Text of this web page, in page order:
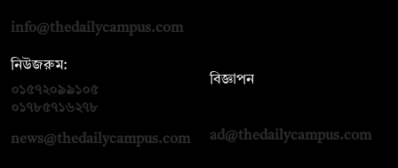
info@thedailycampus.com
নিউজরুম:
০১৫৭২০৯৯১০৫
০১৭৮৫৭১৬২৭৮
news@thedailycampus.com
বিজ্ঞাপন
ad@thedailycampus.com